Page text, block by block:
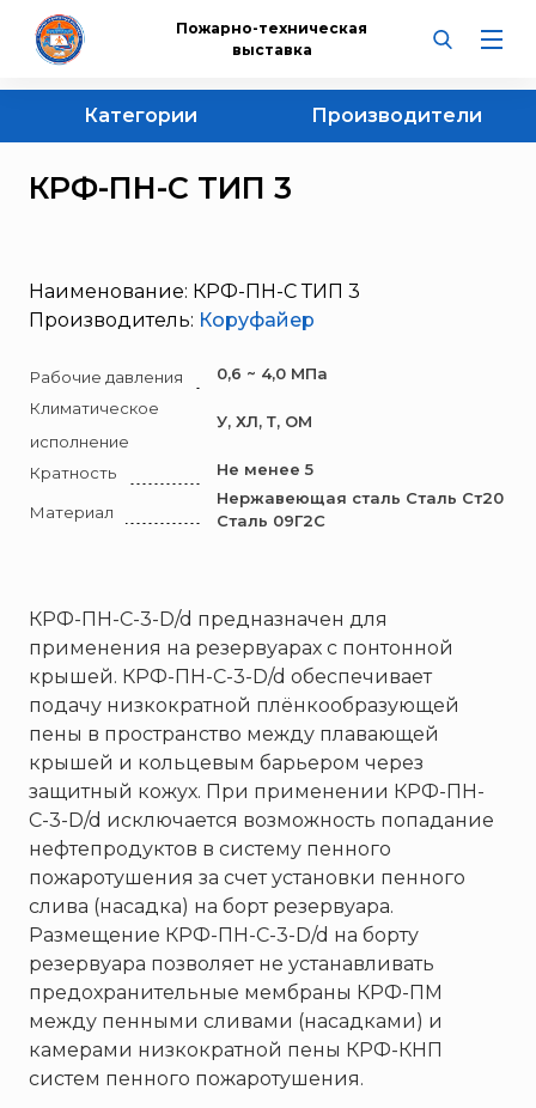
Пожарно-техническая
выставка
КРФ-ПН-С ТИП 3
Категории Производители
ПЕННЫЙ НАСАДОК
СПЭК
Bontel
Courant
Dräger
ESMI
Portalevel®
POSEIDON
SAFATEX
TYTAN MAX
UNIVET
«Pohorje» Mirna
«TFT» США
«Зелинский групп»
«Спотви»
«Шанс»
АО «КОРПОРАЦИЯ
«РОСХИМЗАЩИТА»
АО «Тамбовмаш»
АРТИ
Болид
Брандбулл
Наименование: КРФ-ПН-С ТИП 3
Производитель: Коруфайер
Рабочие давления
0,6 ~ 4,0 МПа
Климатическое
исполнение
У, ХЛ, Т, ОМ
Кратность Не менее 5
Материал
Нержавеющая сталь Сталь Ст20
Сталь 09Г2С
КРФ-ПН-С-3-D/d предназначен для
применения на резервуарах с понтонной
крышей. КРФ-ПН-С-3-D/d обеспечивает
подачу низкократной плёнкообразующей
пены в пространство между плавающей
крышей и кольцевым барьером через
защитный кожух. При применении КРФ-ПН-
С-3-D/d исключается возможность попадание
нефтепродуктов в систему пенного
пожаротушения за счет установки пенного
слива (насадка) на борт резервуара.
Размещение КРФ-ПН-С-3-D/d на борту
резервуара позволяет не устанавливать
предохранительные мембраны КРФ-ПМ
между пенными сливами (насадками) и
камерами низкократной пены КРФ-КНП
систем пенного пожаротушения.